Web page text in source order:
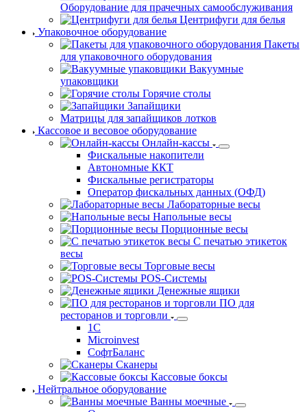
Оборудование для прачечных самообслуживания
Центрифуги для белья
Упаковочное оборудование
Пакеты
для упаковочного оборудования
Вакуумные
упаковщики
Горячие столы
Запайщики
Матрицы для запайщиков лотков
Кассовое и весовое оборудование
Онлайн-кассы
Фискальные накопители
Автономные ККТ
Фискальные регистраторы
Оператор фискальных данных (ОФД)
Лабораторные весы
Напольные весы
Порционные весы
С печатью этикеток
весы
Торговые весы
POS-Системы
Денежные ящики
ПО для
ресторанов и торговли
1С
Microinvest
СофтБаланс
Сканеры
Кассовые боксы
Нейтральное оборудование
Ванны моечные